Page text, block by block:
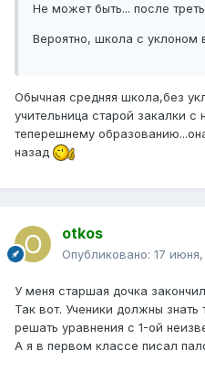
Не может быть... после
Вероятно, школа с уклоном
Обычная средняя школа,без
учительница старой закалки
теперешнему
назад
otkos
Опубликовано: 17 июня,
У меня старшая дочка
Так вот. Ученики должны
решать уравнения с 1-ой
А я в первом классе писал